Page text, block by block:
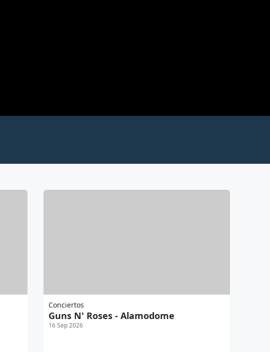
Conciertos
Guns N' Roses - Alamodome
16 Sep 2026